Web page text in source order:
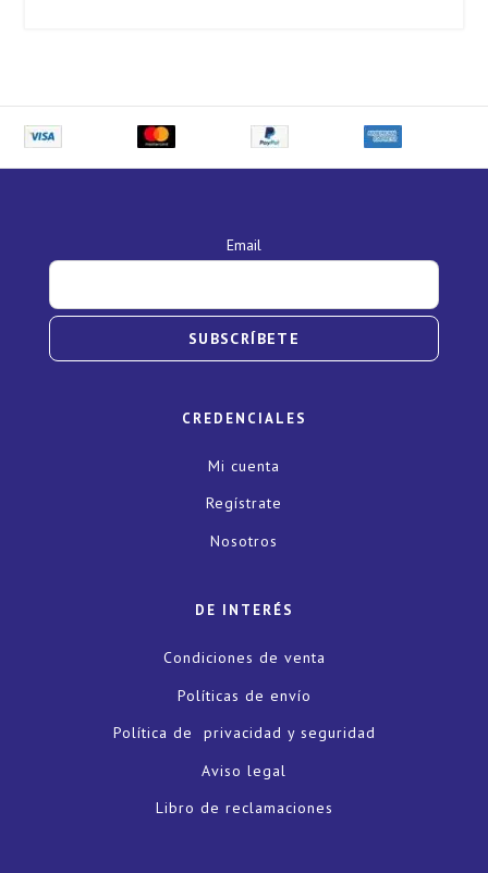
Email
SUBSCRÍBETE
CREDENCIALES
Mi cuenta
Regístrate
Nosotros
DE INTERÉS
Condiciones de venta
Políticas de envío
Política de privacidad y seguridad
Aviso legal
Libro de reclamaciones